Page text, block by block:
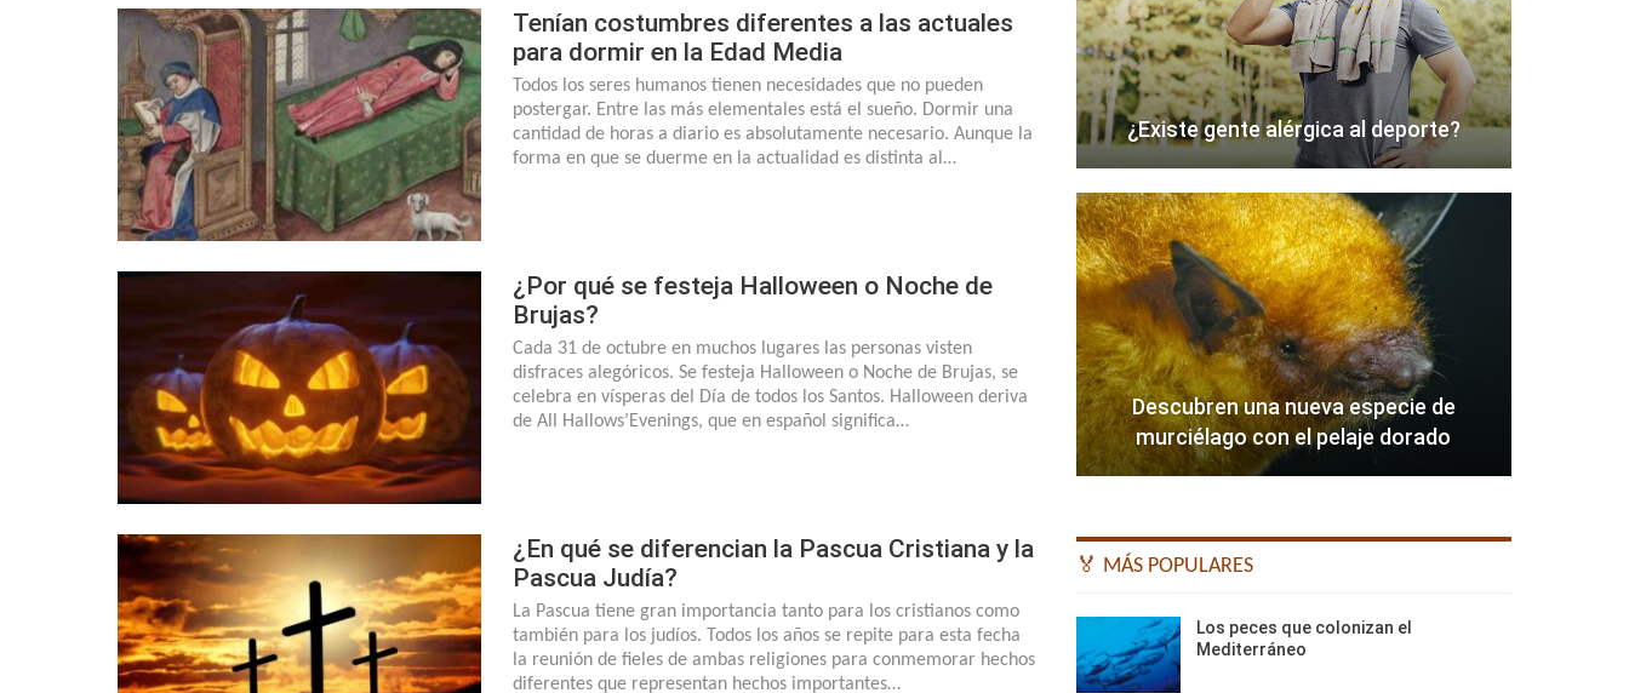
Tenían costumbres diferentes a las actuales
para dormir en la Edad Media
Todos los seres humanos tienen necesidades que no pueden
postergar. Entre las más elementales está el sueño. Dormir una
cantidad de horas a diario es absolutamente necesario. Aunque la
forma en que se duerme en la actualidad es distinta al…
¿Por qué se festeja Halloween o Noche de
Brujas?
Cada 31 de octubre en muchos lugares las personas visten
disfraces alegóricos. Se festeja Halloween o Noche de Brujas, se
celebra en vísperas del Día de todos los Santos. Halloween deriva
de All Hallows’Evenings, que en español significa…
¿En qué se diferencian la Pascua Cristiana y la
Pascua Judía?
La Pascua tiene gran importancia tanto para los cristianos como
también para los judíos. Todos los años se repite para esta fecha
la reunión de fieles de ambas religiones para conmemorar hechos
diferentes que representan hechos importantes…
¿Existe gente alérgica al deporte?
Descubren una nueva especie de
murciélago con el pelaje dorado
🏅 MÁS POPULARES
Los peces que colonizan el
Mediterráneo